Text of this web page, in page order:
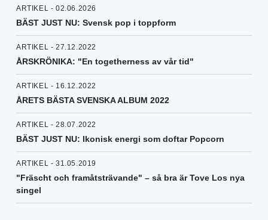
ARTIKEL - 02.06.2026
BÄST JUST NU: Svensk pop i toppform
ARTIKEL - 27.12.2022
ÅRSKRÖNIKA: "En togetherness av vår tid"
ARTIKEL - 16.12.2022
ÅRETS BÄSTA SVENSKA ALBUM 2022
ARTIKEL - 28.07.2022
BÄST JUST NU: Ikonisk energi som doftar Popcorn
ARTIKEL - 31.05.2019
"Fräscht och framåtsträvande" – så bra är Tove Los nya
singel